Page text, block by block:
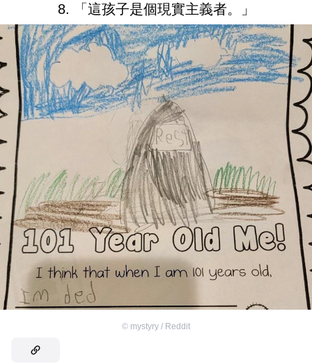
8. 「這孩子是個現實主義者。」
© mystyry / Reddit